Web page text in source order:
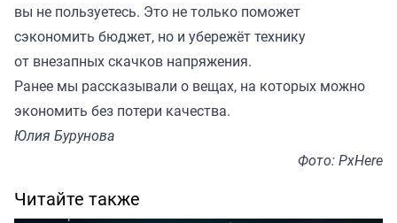
вы не пользуетесь. Это не только поможет
сэкономить бюджет, но и убережёт технику
от внезапных скачков напряжения.
Ранее мы рассказывали о вещах, на которых можно
экономить без потери качества.
Юлия Бурунова
Фото: PxHere
Читайте также